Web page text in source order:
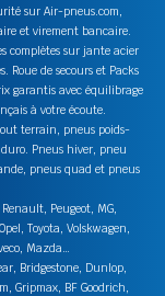
sur Air-pneus.com,
et virement bancaire.
complètes sur jante acier
de secours et Packs
garantis avec équilibrage
à votre écoute.
terrain, pneus poids-
Pneus hiver, pneu
pneus quad et pneus
Peugeot, MG,
Toyota, Volskwagen,
Mazda…
Bridgestone, Dunlop,
Gripmax, BF Goodrich,